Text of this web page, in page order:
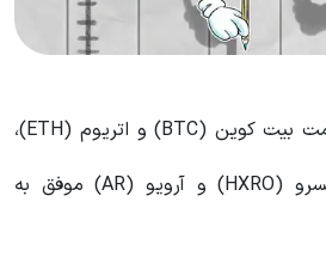
با وجودکاهش شدید قیمت بیت کوین (BTC) و اتریوم (ETH)،
یرن فایننس (YFI)، هکسرو (HXRO) و آرویو (AR) موفق به